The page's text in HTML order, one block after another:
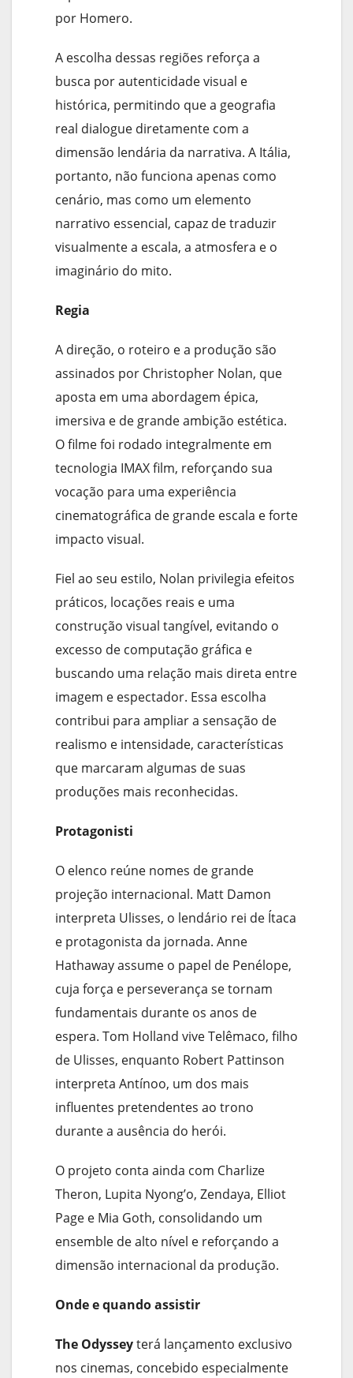
por Homero.
A escolha dessas regiões reforça a
busca por autenticidade visual e
histórica, permitindo que a geografia
real dialogue diretamente com a
dimensão lendária da narrativa. A Itália,
portanto, não funciona apenas como
cenário, mas como um elemento
narrativo essencial, capaz de traduzir
visualmente a escala, a atmosfera e o
imaginário do mito.
Regia
A direção, o roteiro e a produção são
assinados por Christopher Nolan, que
aposta em uma abordagem épica,
imersiva e de grande ambição estética.
O filme foi rodado integralmente em
tecnologia IMAX film, reforçando sua
vocação para uma experiência
cinematográfica de grande escala e forte
impacto visual.
Fiel ao seu estilo, Nolan privilegia efeitos
práticos, locações reais e uma
construção visual tangível, evitando o
excesso de computação gráfica e
buscando uma relação mais direta entre
imagem e espectador. Essa escolha
contribui para ampliar a sensação de
realismo e intensidade, características
que marcaram algumas de suas
produções mais reconhecidas.
Protagonisti
O elenco reúne nomes de grande
projeção internacional. Matt Damon
interpreta Ulisses, o lendário rei de Ítaca
e protagonista da jornada. Anne
Hathaway assume o papel de Penélope,
cuja força e perseverança se tornam
fundamentais durante os anos de
espera. Tom Holland vive Telêmaco, filho
de Ulisses, enquanto Robert Pattinson
interpreta Antínoo, um dos mais
influentes pretendentes ao trono
durante a ausência do herói.
O projeto conta ainda com Charlize
Theron, Lupita Nyong’o, Zendaya, Elliot
Page e Mia Goth, consolidando um
ensemble de alto nível e reforçando a
dimensão internacional da produção.
Onde e quando assistir
The Odysseyterá lançamento exclusivo
nos cinemas, concebido especialmente